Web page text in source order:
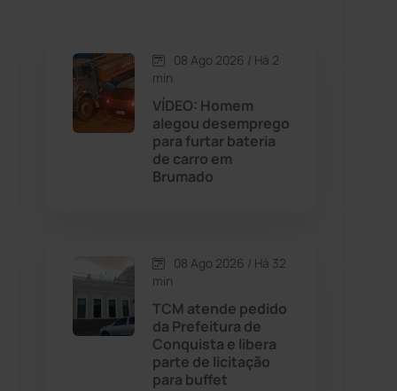
Caetité (1504)
Candiba
Cândido Sales
Caturama
Chapada Diamantina (430)
08 Ago 2026 / Há 2
min
VÍDEO: Homem
alegou desemprego
para furtar bateria
de carro em
Brumado
08 Ago 2026 / Há 32
min
TCM atende pedido
da Prefeitura de
Conquista e libera
parte de licitação
para buffet